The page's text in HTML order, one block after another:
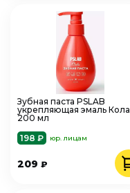
Зубная паста PSLAB
укрепляющая эмаль Кола
200 мл
198 ₽
юр. лицам
209 ₽